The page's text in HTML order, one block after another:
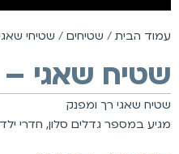
עמוד הבית / שטיחים / שטיחי
שטיח שאגי –
שטיח שאגי רך ומפנק
מגיע במספר גדלים סלון, חדרי